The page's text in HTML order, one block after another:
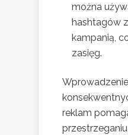
można
hashtagów
kampanią,
zasięg.
reklam